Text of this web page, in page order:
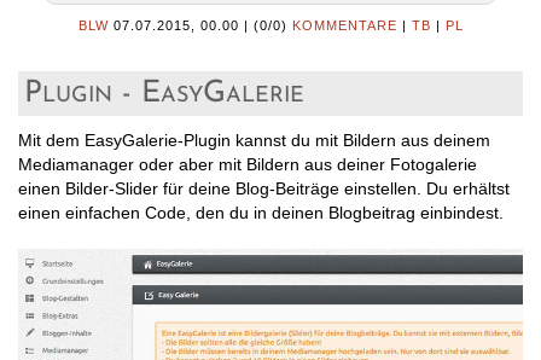
BLW 07.07.2015, 00.00 | (0/0) KOMMENTARE | TB | PL
Plugin - EasyGalerie
Mit dem EasyGalerie-Plugin kannst du mit Bildern aus deinem
Mediamanager oder aber mit Bildern aus deiner Fotogalerie
einen Bilder-Slider für deine Blog-Beiträge einstellen. Du erhältst
einen einfachen Code, den du in deinen Blogbeitrag einbindest.